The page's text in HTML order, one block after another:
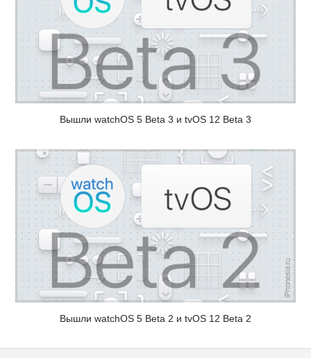
Вышли watchOS 5 Beta 3 и tvOS 12 Beta 3
Вышли watchOS 5 Beta 2 и tvOS 12 Beta 2